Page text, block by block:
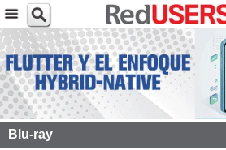
Blu-ray